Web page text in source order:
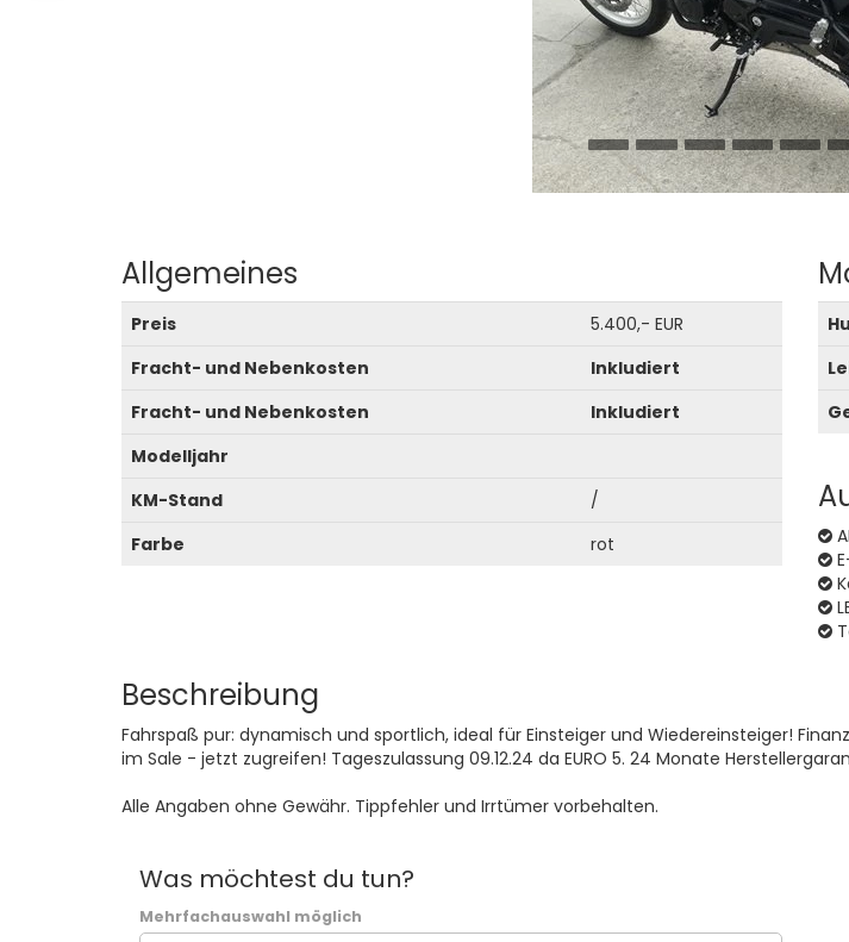
Allgemeines
Preis
5.400,- EUR
Fracht- und Nebenkosten
Inkludiert
Fracht- und Nebenkosten
Inkludiert
Modelljahr
KM-Stand
/
Farbe
rot
Beschreibung
Fahrspaß pur: dynamisch und sportlich, ideal für Einsteiger und Wiedereinsteiger!
im Sale - jetzt zugreifen! Tageszulassung 09.12.24 da EURO 5. 24 Monate
Alle Angaben ohne Gewähr. Tippfehler und Irrtümer vorbehalten.
Was möchtest du tun?
Mehrfachauswahl möglich